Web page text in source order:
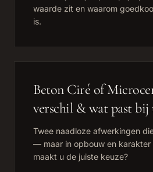
waarde zit en waarom
is.
Beton Ciré of
verschil & wat past
Twee naadloze afwerkingen
— maar in opbouw en karakter
maakt u de juiste keuze?